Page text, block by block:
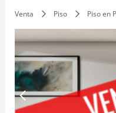
Venta Piso Piso en